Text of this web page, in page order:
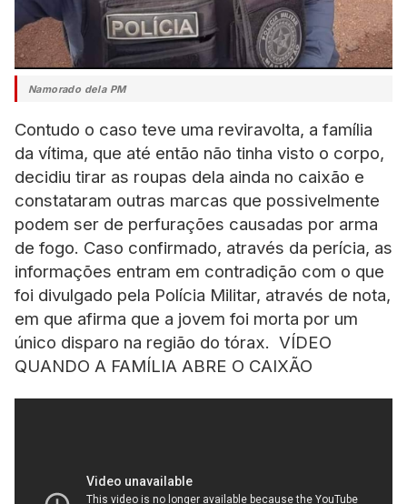
Namorado dela PM
Contudo o caso teve uma reviravolta, a família
da vítima, que até então não tinha visto o corpo,
decidiu tirar as roupas dela ainda no caixão e
constataram outras marcas que possivelmente
podem ser de perfurações causadas por arma
de fogo. Caso confirmado, através da perícia, as
informações entram em contradição com o que
foi divulgado pela Polícia Militar, através de nota,
em que afirma que a jovem foi morta por um
único disparo na região do tórax. VÍDEO
QUANDO A FAMÍLIA ABRE O CAIXÃO